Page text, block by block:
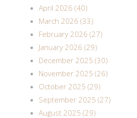
April 2026 (40)
March 2026 (33)
February 2026 (27)
January 2026 (29)
December 2025 (30)
November 2025 (26)
October 2025 (29)
September 2025 (27)
August 2025 (29)